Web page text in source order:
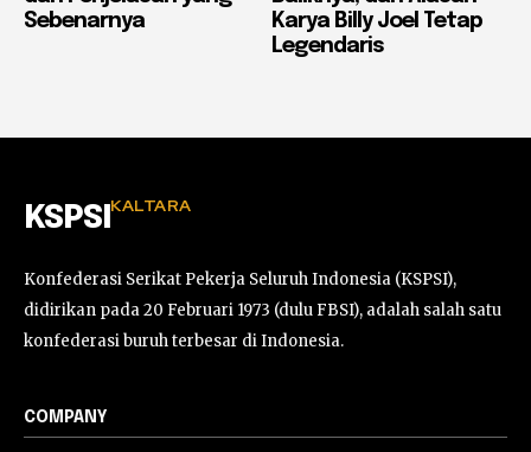
Sebenarnya
Karya Billy Joel Tetap
Legendaris
KSPSI KALTARA
Konfederasi Serikat Pekerja Seluruh Indonesia (KSPSI),
didirikan pada 20 Februari 1973 (dulu FBSI), adalah salah satu
konfederasi buruh terbesar di Indonesia.
COMPANY